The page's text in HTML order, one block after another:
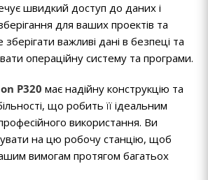
швидкий доступ до даних і
для ваших проектів та
важливі дані в безпеці та
операційну систему та програми.
P320 має надійну конструкцію та
що робить її ідеальним
використання. Ви
на цю робочу станцію, щоб
вимогам протягом багатьох